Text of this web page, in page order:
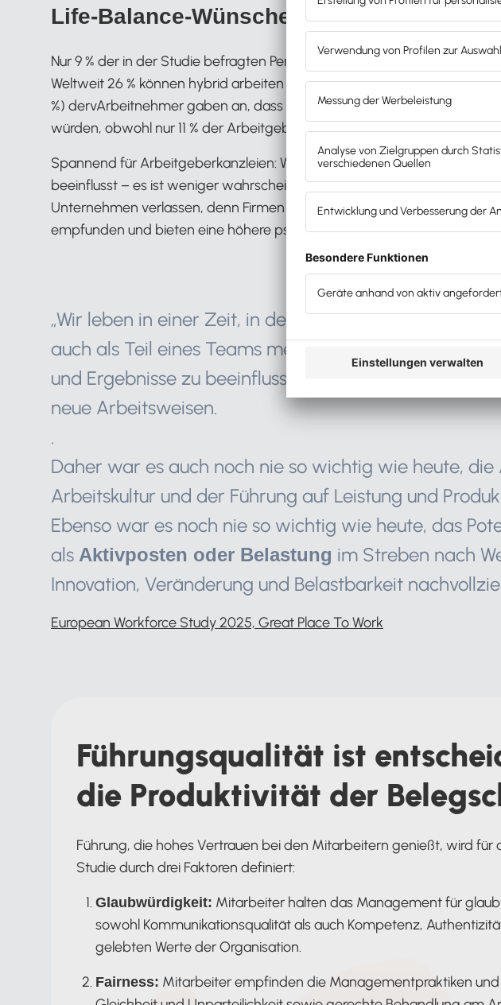
Life-Balance-Wünschen
Nur 9 % der in der Studie befragten Personen gaben an, dass sie im
Weltweit 26 % können hybrid arbeiten und 65 % müssen vollständig vor
%) dervArbeitnehmer gaben an, dass sie sich im Fall freier Auswahl für
würden, obwohl nur 11 % der Arbeitgeber dies als Präferenz angaben.
Spannend für Arbeitgeberkanzleien: Wer hybrid arbeiten darf, bleibt.
beeinflusst – es ist weniger wahrscheinlich, dass hybrid arbeitende
Unternehmen verlassen, denn Firmen mit Remote-Arbeitsplatzoptionen
empfunden und bieten eine höhere psychologische Sicherheit als jene,
„Wir leben in einer Zeit, in der ein Mitarbeiter sowohl
auch als Teil eines Teams mehr als jemals zuvor in
und Ergebnisse zu beeinflussen – unterstützt durch
neue Arbeitsweisen.
.
Daher war es auch noch nie so wichtig wie heute, die
Arbeitskultur und der Führung auf Leistung und
Ebenso war es noch nie so wichtig wie heute, das
als Aktivposten oder Belastung im Streben nach
Innovation, Veränderung und Belastbarkeit
European Workforce Study 2025, Great Place To Work
Führungsqualität ist
die Produktivität der
Führung, die hohes Vertrauen bei den Mitarbeitern genießt, wird für
Studie durch drei Faktoren definiert:
Glaubwürdigkeit: Mitarbeiter halten das Management für
sowohl Kommunikationsqualität als auch Kompetenz,
gelebten Werte der Organisation.
Fairness: Mitarbeiter empfinden die Managementpraktiken und